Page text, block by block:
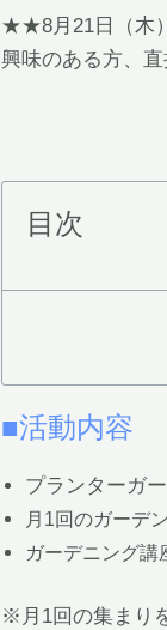
★★8月21日（木
興味のある方、
目次
■活動内容
プランターガ
月1回のガーデ
ガーデニング講
※月1回の集まり